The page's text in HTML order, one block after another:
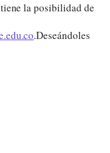
la posibilidad de
.Deseándoles